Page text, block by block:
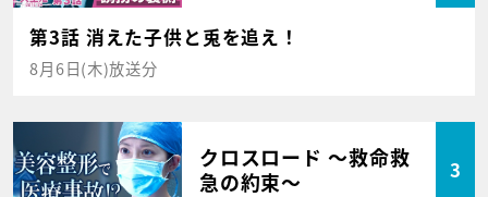
第3話 消えた子供と兎を追え！
8月6日(木)放送分
クロスロード ～救命救
急の約束～
3